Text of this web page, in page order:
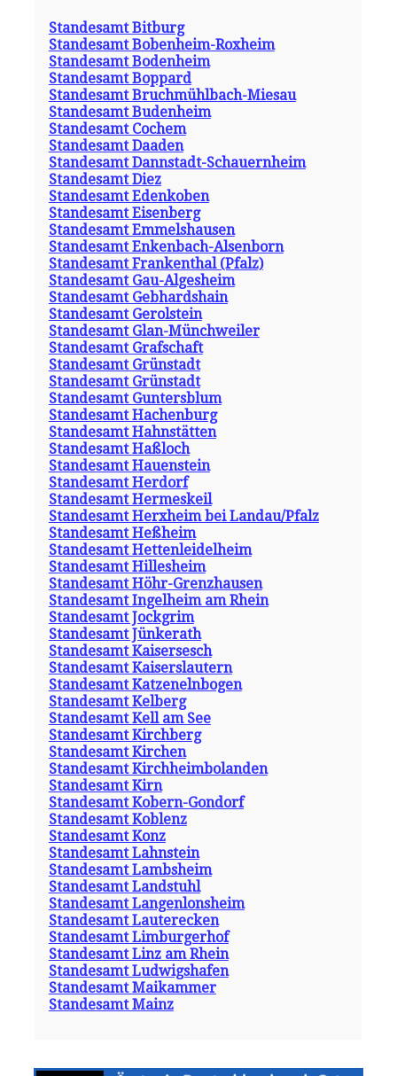
Standesamt Bitburg
Standesamt Bobenheim-Roxheim
Standesamt Bodenheim
Standesamt Boppard
Standesamt Bruchmühlbach-Miesau
Standesamt Budenheim
Standesamt Cochem
Standesamt Daaden
Standesamt Dannstadt-Schauernheim
Standesamt Diez
Standesamt Edenkoben
Standesamt Eisenberg
Standesamt Emmelshausen
Standesamt Enkenbach-Alsenborn
Standesamt Frankenthal (Pfalz)
Standesamt Gau-Algesheim
Standesamt Gebhardshain
Standesamt Gerolstein
Standesamt Glan-Münchweiler
Standesamt Grafschaft
Standesamt Grünstadt
Standesamt Grünstadt
Standesamt Guntersblum
Standesamt Hachenburg
Standesamt Hahnstätten
Standesamt Haßloch
Standesamt Hauenstein
Standesamt Herdorf
Standesamt Hermeskeil
Standesamt Herxheim bei Landau/Pfalz
Standesamt Heßheim
Standesamt Hettenleidelheim
Standesamt Hillesheim
Standesamt Höhr-Grenzhausen
Standesamt Ingelheim am Rhein
Standesamt Jockgrim
Standesamt Jünkerath
Standesamt Kaisersesch
Standesamt Kaiserslautern
Standesamt Katzenelnbogen
Standesamt Kelberg
Standesamt Kell am See
Standesamt Kirchberg
Standesamt Kirchen
Standesamt Kirchheimbolanden
Standesamt Kirn
Standesamt Kobern-Gondorf
Standesamt Koblenz
Standesamt Konz
Standesamt Lahnstein
Standesamt Lambsheim
Standesamt Landstuhl
Standesamt Langenlonsheim
Standesamt Lauterecken
Standesamt Limburgerhof
Standesamt Linz am Rhein
Standesamt Ludwigshafen
Standesamt Maikammer
Standesamt Mainz